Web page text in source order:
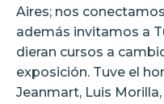
Aires; nos
además invitamos a
dieran cursos a
exposición. Tuve el
Jeanmart, Luis